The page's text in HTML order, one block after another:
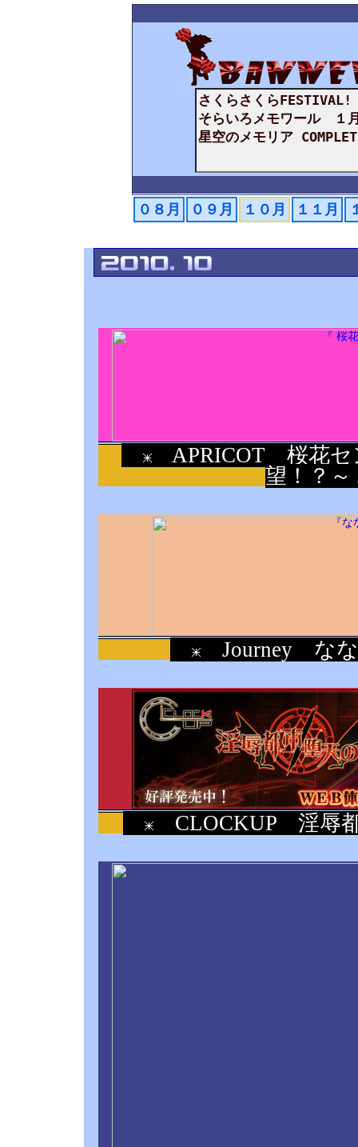
０８月 ０９月 １０月 １１月
APRICOT 桜花セ
望！？
Journey なな
CLOCKUP 淫辱